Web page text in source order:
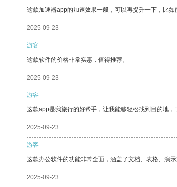
这款加速器app的加速效果一般，可以再提升一下，比如
2025-09-23
游客
这款软件的价格非常实惠，值得推荐。
2025-09-23
游客
这款app是我旅行的好帮手，让我能够轻松找到目的地，
2025-09-23
游客
这款办公软件的功能非常全面，涵盖了文档、表格、演
2025-09-23